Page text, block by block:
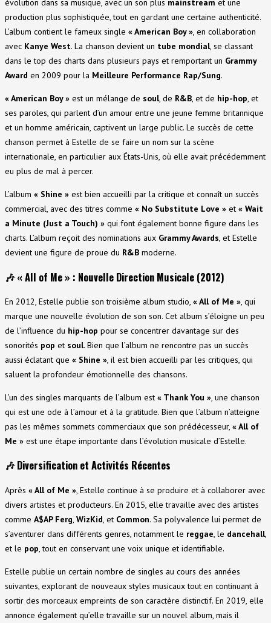
évolution dans sa musique, avec un son plus mainstream et une
production plus sophistiquée, tout en gardant une certaine authenticité.
L’album contient le fameux single « American Boy », en collaboration
avec Kanye West. La chanson devient un tube mondial, se classant
dans le top des charts dans plusieurs pays et remportant un Grammy
Award en 2009 pour la Meilleure Performance Rap/Sung.
« American Boy » est un mélange de soul, de R&B, et de hip-hop, et
ses paroles, qui parlent d’un amour entre une jeune femme britannique
et un homme américain, captivent un large public. Le succès de cette
chanson permet à Estelle de se faire un nom sur la scène
internationale, en particulier aux États-Unis, où elle avait précédemment
eu plus de mal à percer.
L’album « Shine » est bien accueilli par la critique et connaît un succès
commercial, avec des titres comme « No Substitute Love » et « Wait
a Minute (Just a Touch) » qui font également bonne figure dans les
charts. L’album reçoit des nominations aux Grammy Awards, et Estelle
devient une figure de proue du R&B moderne.
🎶 « All of Me » : Nouvelle Direction Musicale (2012)
En 2012, Estelle publie son troisième album studio, « All of Me », qui
marque une nouvelle évolution de son son. Cet album s’éloigne un peu
de l’influence du hip-hop pour se concentrer davantage sur des
sonorités pop et soul. Bien que l’album ne rencontre pas un succès
aussi éclatant que « Shine », il est bien accueilli par les critiques, qui
saluent la profondeur émotionnelle des chansons.
L’un des singles marquants de l’album est « Thank You », une chanson
qui est une ode à l’amour et à la gratitude. Bien que l’album n’atteigne
pas les mêmes sommets commerciaux que son prédécesseur, « All of
Me » est une étape importante dans l’évolution musicale d’Estelle.
🎶 Diversification et Activités Récentes
Après « All of Me », Estelle continue à se produire et à collaborer avec
divers artistes et producteurs. En 2015, elle travaille avec des artistes
comme A$AP Ferg, WizKid, et Common. Sa polyvalence lui permet de
s’aventurer dans différents genres, notamment le reggae, le dancehall,
et le pop, tout en conservant une voix unique et identifiable.
Estelle publie un certain nombre de singles au cours des années
suivantes, explorant de nouveaux styles musicaux tout en continuant à
sortir des morceaux empreints de son caractère distinctif. En 2019, elle
annonce également qu’elle travaille sur un nouvel album, mais il